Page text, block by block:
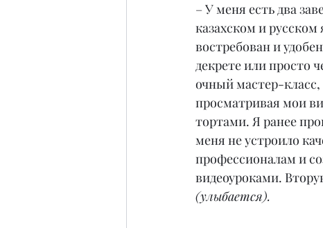
– У меня есть два
казахском и русском
востребован и
декрете или просто
очный мастер-класс,
просматривая мои
тортами. Я ранее
меня не устроило
профессионалам и
видеоуроками.
(улыбается).